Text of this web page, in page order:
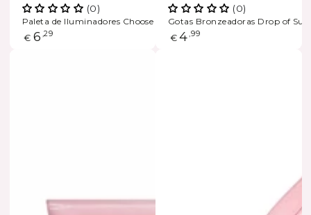
(0)
Paleta de Iluminadores Choose Your Glow
Preço
€ 6 ,29
(0)
Gotas Bronzeadoras Drop of
Preço
€ 4,99